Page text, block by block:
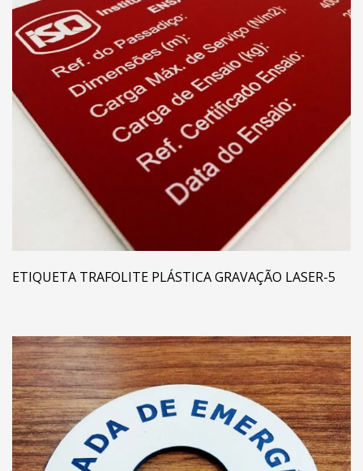
ETIQUETA TRAFOLITE PLÁSTICA GRAVAÇÃO LASER-5